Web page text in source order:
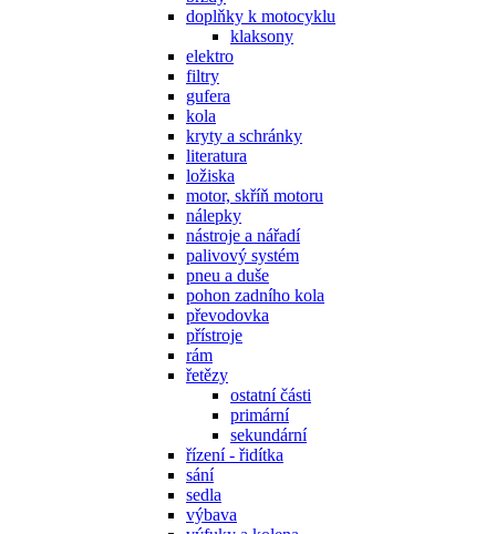
doplňky k motocyklu
klaksony
elektro
filtry
gufera
kola
kryty a schránky
literatura
ložiska
motor, skříň motoru
nálepky
nástroje a nářadí
palivový systém
pneu a duše
pohon zadního kola
převodovka
přístroje
rám
řetězy
ostatní části
primární
sekundární
řízení - řidítka
sání
sedla
výbava